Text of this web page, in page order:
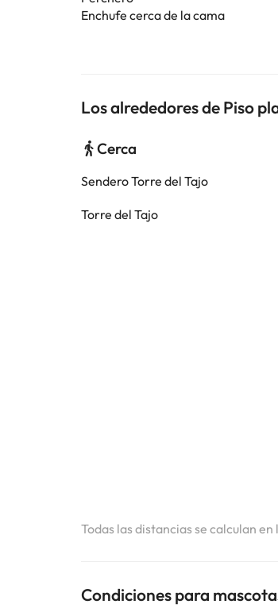
Enchufe cerca de la cama
Los alrededores de Piso
Cerca
Sendero Torre del Tajo
Torre del Tajo
Todas las distancias se calculan
Condiciones para